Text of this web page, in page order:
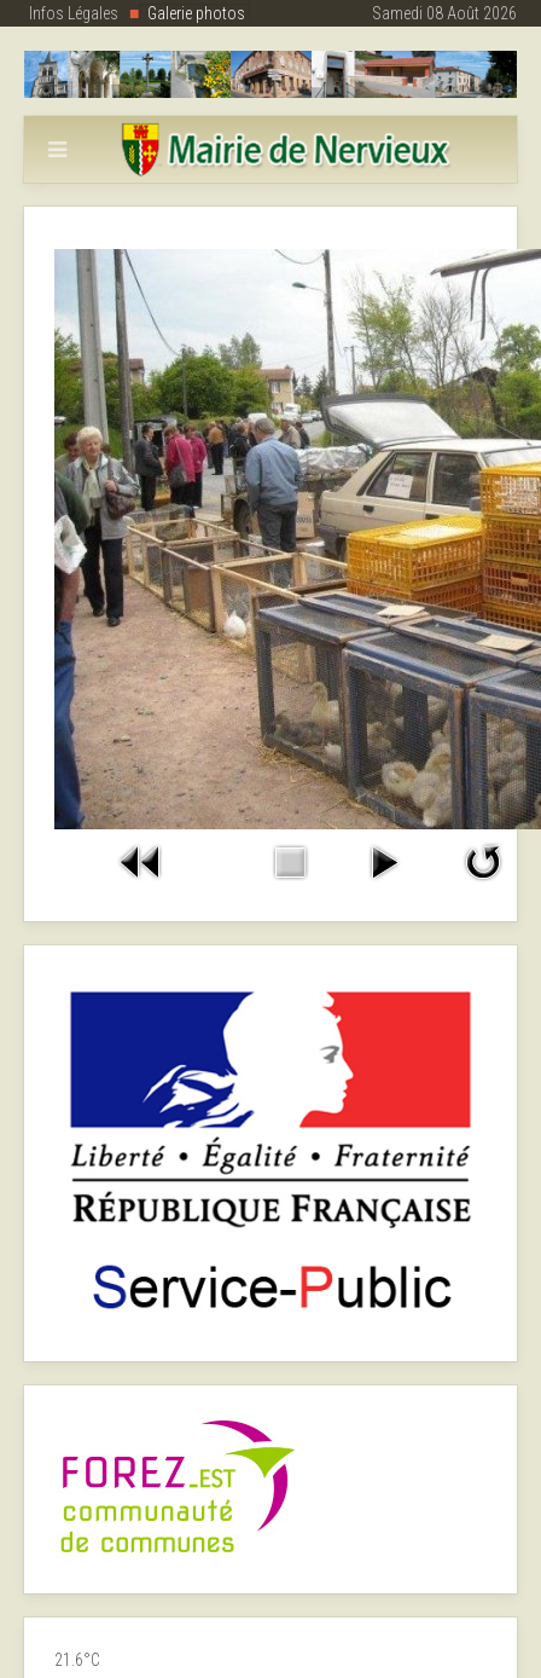
Infos Légales Galerie photos Samedi 08 Août 2026
21.6°C